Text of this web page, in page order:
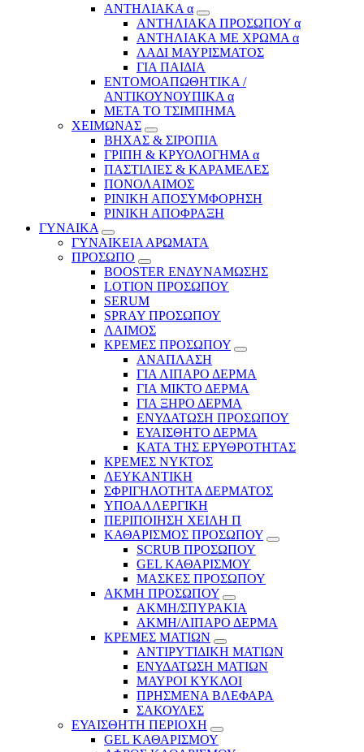
ΑΝΤΗΛΙΑΚΑ α
ΑΝΤΗΛΙΑΚΑ ΠΡΟΣΩΠΟΥ α
ΑΝΤΗΛΙΑΚΑ ΜΕ ΧΡΩΜΑ α
ΛΑΔΙ ΜΑΥΡΙΣΜΑΤΟΣ
ΓΙΑ ΠΑΙΔΙΑ
ΕΝΤΟΜΟΑΠΩΘΗΤΙΚΑ /
ΑΝΤΙΚΟΥΝΟΥΠΙΚΑ α
ΜΕΤΑ ΤΟ ΤΣΙΜΠΗΜΑ
ΧΕΙΜΩΝΑΣ
ΒΗΧΑΣ & ΣΙΡΟΠΙΑ
ΓΡΙΠΗ & ΚΡΥΟΛΟΓΗΜΑ α
ΠΑΣΤΙΛΙΕΣ & ΚΑΡΑΜΕΛΕΣ
ΠΟΝΟΛΑΙΜΟΣ
ΡΙΝΙΚΗ ΑΠΟΣΥΜΦΟΡΗΣΗ
ΡΙΝΙΚΗ ΑΠΟΦΡΑΞΗ
ΓΥΝΑΙΚΑ
ΓΥΝΑΙΚΕΙΑ ΑΡΩΜΑΤΑ
ΠΡΟΣΩΠΟ
BOOSTER ΕΝΔΥΝΑΜΩΣΗΣ
LOTION ΠΡΟΣΩΠΟΥ
SERUM
SPRAY ΠΡΟΣΩΠΟΥ
ΛΑΙΜΟΣ
ΚΡΕΜΕΣ ΠΡΟΣΩΠΟΥ
ΑΝΑΠΛΑΣΗ
ΓΙΑ ΛΙΠΑΡΟ ΔΕΡΜΑ
ΓΙΑ ΜΙΚΤΟ ΔΕΡΜΑ
ΓΙΑ ΞΗΡΟ ΔΕΡΜΑ
ΕΝΥΔΑΤΩΣΗ ΠΡΟΣΩΠΟΥ
ΕΥΑΙΣΘΗΤΟ ΔΕΡΜΑ
ΚΑΤΑ ΤΗΣ ΕΡΥΘΡΟΤΗΤΑΣ
ΚΡΕΜΕΣ ΝΥΚΤΟΣ
ΛΕΥΚΑΝΤΙΚΗ
ΣΦΡΙΓΗΛΟΤΗΤΑ ΔΕΡΜΑΤΟΣ
ΥΠΟΑΛΛΕΡΓΙΚΗ
ΠΕΡΙΠΟΙΗΣΗ ΧΕΙΛΗ Π
ΚΑΘΑΡΙΣΜΟΣ ΠΡΟΣΩΠΟΥ
SCRUB ΠΡΟΣΩΠΟΥ
GEL ΚΑΘΑΡΙΣΜΟΥ
ΜΑΣΚΕΣ ΠΡΟΣΩΠΟΥ
ΑΚΜΗ ΠΡΟΣΩΠΟΥ
ΑΚΜΗ/ΣΠΥΡΑΚΙΑ
ΑΚΜΗ/ΛΙΠΑΡΟ ΔΕΡΜΑ
ΚΡΕΜΕΣ ΜΑΤΙΩΝ
ΑΝΤΙΡΥΤΙΔΙΚΗ ΜΑΤΙΩΝ
ΕΝΥΔΑΤΩΣΗ ΜΑΤΙΩΝ
ΜΑΥΡΟΙ ΚΥΚΛΟΙ
ΠΡΗΣΜΕΝΑ ΒΛΕΦΑΡΑ
ΣΑΚΟΥΛΕΣ
ΕΥΑΙΣΘΗΤΗ ΠΕΡΙΟΧΗ
GEL ΚΑΘΑΡΙΣΜΟΥ